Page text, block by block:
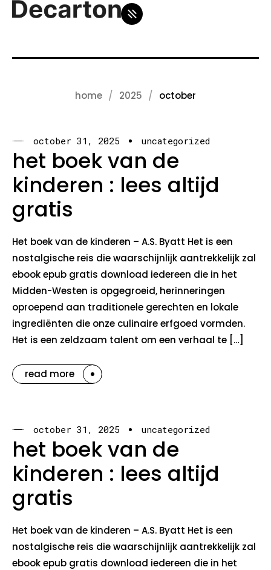
home 2025 october
october 31, 2025 uncategorized
het boek van de
kinderen : lees altijd
gratis
Het boek van de kinderen – A.S. Byatt Het is een
nostalgische reis die waarschijnlijk aantrekkelijk zal
ebook epub gratis download iedereen die in het
Midden-Westen is opgegroeid, herinneringen
oproepend aan traditionele gerechten en lokale
ingrediënten die onze culinaire erfgoed vormden.
Het is een zeldzaam talent om een verhaal te […]
read more
october 31, 2025 uncategorized
het boek van de
kinderen : lees altijd
gratis
Het boek van de kinderen – A.S. Byatt Het is een
nostalgische reis die waarschijnlijk aantrekkelijk zal
ebook epub gratis download iedereen die in het